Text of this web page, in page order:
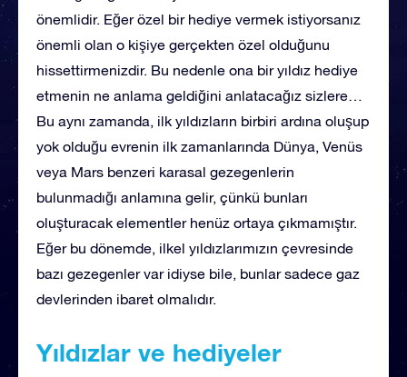
önemlidir. Eğer özel bir hediye vermek istiyorsanız
önemli olan o kişiye gerçekten özel olduğunu
hissettirmenizdir. Bu nedenle ona bir yıldız hediye
etmenin ne anlama geldiğini anlatacağız sizlere…
Bu aynı zamanda, ilk yıldızların birbiri ardına oluşup
yok olduğu evrenin ilk zamanlarında Dünya, Venüs
veya Mars benzeri karasal gezegenlerin
bulunmadığı anlamına gelir, çünkü bunları
oluşturacak elementler henüz ortaya çıkmamıştır.
Eğer bu dönemde, ilkel yıldızlarımızın çevresinde
bazı gezegenler var idiyse bile, bunlar sadece gaz
devlerinden ibaret olmalıdır.
Yıldızlar ve hediyeler